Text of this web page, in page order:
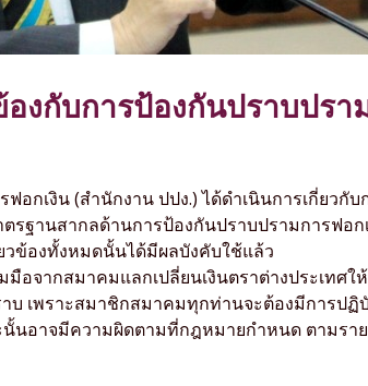
งกับการป้องกันปราบปรา
กเงิน (สำนักงาน ปปง.) ได้ดำเนินการเกี่ยวกับ
ฐานสากลด้านการป้องกันปราบปรามการฟอก
องทั้งหมดนั้นได้มีผลบังคับใช้แล้ว
อจากสมาคมแลกเปลี่ยนเงินตราต่างประเทศใ
บ เพราะสมาชิกสมาคมทุกท่านจะต้องมีการปฏิ
นอาจมีความผิดตามที่กฎหมายกำหนด ตามราย